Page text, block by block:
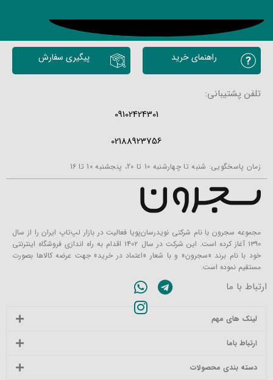
محصولات مشابه
راهنمای خرید پیگیری سفارش
تلفن پشتیبانی:
09102424301
02188923756
زمان پاسخگویی: شنبه تا چهارشنبه 10 تا 20، پنجشنبه 10 تا 16
مجموعه سجرون با نام شرکتی نویدرسان‌پویا فعالیت در بازار لپ‌تاپ ایران را از سال
۱۳۹۰ آغاز کرده است. این شرکت در سال ۱۴۰۲ اقدام به راه اندازی فروشگاه اینترنتی
خود با نام برند «سجرون» و با شعار «اعتماد در خرید» جهت عرضه کالاها بصورت
مستقیم نموده است.
ارتباط با ما
لینک های مهم
ارتباط باما
دسته بندی محصولات